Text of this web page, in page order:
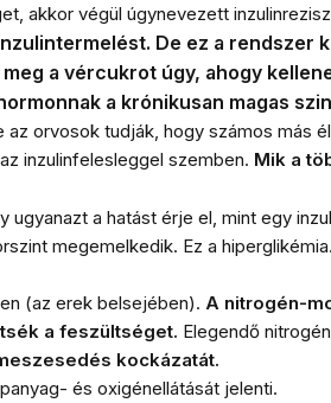
akkor végül úgynevezett
De ez a rendszer
a vércukrot úgy, ahogy
a krónikusan magas
orvosok tudják, hogy számos más
inzulinfelesleggel szemben. Mik a
a hatást érje el, mint egy
megemelkedik. Ez a
(az erek belsejében). A nitrogén-
a feszültséget. Elegendő
kockázatát.
és oxigénellátását jelenti.